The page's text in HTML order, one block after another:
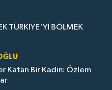
TÜRKİYE'Yİ BÖLMEK
Katan Bir Kadın: Özlem